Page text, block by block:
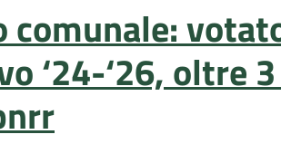
comunale:
‘24-‘26, oltre